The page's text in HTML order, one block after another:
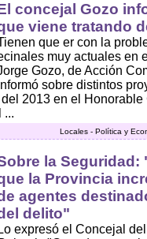
concejal Gozo
viene tratando
que er con la
muy actuales en
Gozo, de Acción
sobre distintos
2013 en el
...
Locales - Política y
la Seguridad:
la Provincia
agentes
delito"
Lo expresó el Concejal